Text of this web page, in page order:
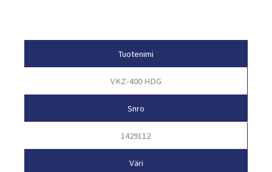
Tuotenimi
VKZ-400 HDG
Snro
1429112
Väri